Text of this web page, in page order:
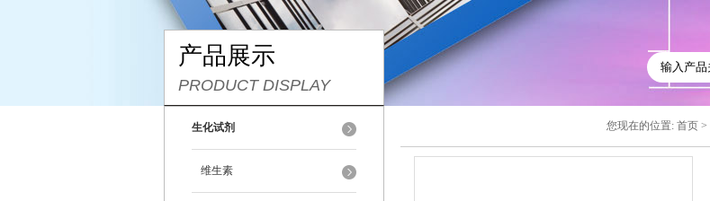
产品展示
PRODUCT DISPLAY
生化试剂
维生素
您现在的位置: 首页 >